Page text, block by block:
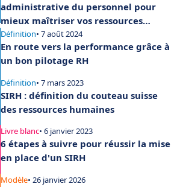
administrative du personnel pour
mieux maîtriser vos ressources
humaines
Définition• 7 août 2024
En route vers la performance grâce à
un bon pilotage RH
Définition• 7 mars 2023
SIRH : définition du couteau suisse
des ressources humaines
Livre blanc• 6 janvier 2023
6 étapes à suivre pour réussir la mise
en place d'un SIRH
Modèle• 26 janvier 2026